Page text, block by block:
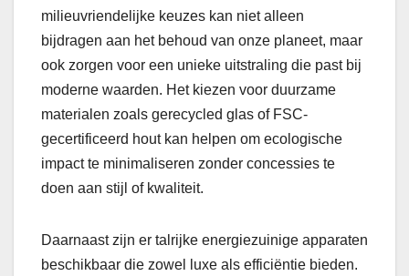
milieuvriendelijke keuzes kan niet alleen
bijdragen aan het behoud van onze planeet, maar
ook zorgen voor een unieke uitstraling die past bij
moderne waarden. Het kiezen voor duurzame
materialen zoals gerecycled glas of FSC-
gecertificeerd hout kan helpen om ecologische
impact te minimaliseren zonder concessies te
doen aan stijl of kwaliteit.
Daarnaast zijn er talrijke energiezuinige apparaten
beschikbaar die zowel luxe als efficiëntie bieden.